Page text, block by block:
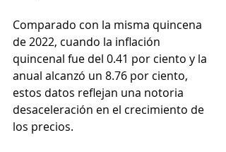
Comparado con la misma quincena
de 2022, cuando la inflación
quincenal fue del 0.41 por ciento y la
anual alcanzó un 8.76 por ciento,
estos datos reflejan una notoria
desaceleración en el crecimiento de
los precios.